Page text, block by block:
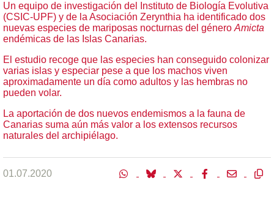
Un equipo de investigación del Instituto de Biología Evolutiva
(CSIC-UPF) y de la Asociación Zerynthia ha identificado dos
nuevas especies de mariposas nocturnas del género Amicta
endémicas de las Islas Canarias.
El estudio recoge que las especies han conseguido colonizar
varias islas y especiar pese a que los machos viven
aproximadamente un día como adultos y las hembras no
pueden volar.
La aportación de dos nuevos endemismos a la fauna de
Canarias suma aún más valor a los extensos recursos
naturales del archipiélago.
01.07.2020